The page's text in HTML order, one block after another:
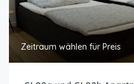
Zeitraum wählen für Preis